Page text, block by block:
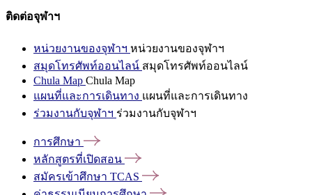
ติดต่อจุฬาฯ
หน่วยงานของจุฬาฯ หน่วยงานของจุฬาฯ
สมุดโทรศัพท์ออนไลน์ สมุดโทรศัพท์ออนไลน์
Chula Map Chula Map
แผนที่และการเดินทาง แผนที่และการเดินทาง
ร่วมงานกับจุฬาฯ ร่วมงานกับจุฬาฯ
การศึกษา
หลักสูตรที่เปิดสอน
สมัครเข้าศึกษา TCAS